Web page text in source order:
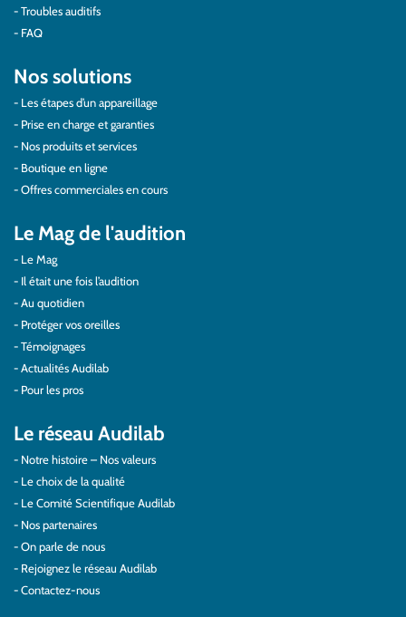
Troubles auditifs
FAQ
Nos solutions
Les étapes d’un appareillage
Prise en charge et garanties
Nos produits et services
Boutique en ligne
Offres commerciales en cours
Le Mag de l'audition
Le Mag
Il était une fois l’audition
Au quotidien
Protéger vos oreilles
Témoignages
Actualités Audilab
Pour les pros
Le réseau Audilab
Notre histoire – Nos valeurs
Le choix de la qualité
Le Comité Scientifique Audilab
Nos partenaires
On parle de nous
Rejoignez le réseau Audilab
Contactez-nous